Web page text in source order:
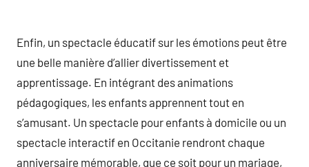
Enfin, un spectacle éducatif sur les émotions peut être
une belle manière d’allier divertissement et
apprentissage. En intégrant des animations
pédagogiques, les enfants apprennent tout en
s’amusant. Un spectacle pour enfants à domicile ou un
spectacle interactif en Occitanie rendront chaque
anniversaire mémorable, que ce soit pour un mariage,